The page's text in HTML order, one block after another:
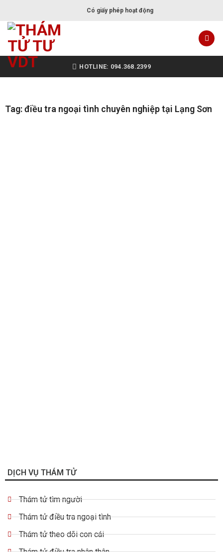
Có giấy phép hoạt động
HOTLINE: 094.368.2399
Tag: điều tra ngoại tình chuyên nghiệp tại Lạng Sơn
DỊCH VỤ THÁM TỬ
Thám tử tìm người
Thám tử điều tra ngoại tình
Thám tử theo dõi con cái